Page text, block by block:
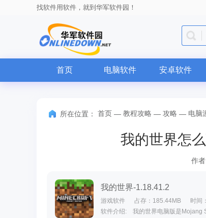
找软件用软件，就到华军软件园！
首页 电脑软件 安卓软件
所在位置： 首页 — 教程攻略 — 攻略 — 电脑
我的世界怎
作者
我的世界-1.18.41.2
游戏软件 占存：185.44MB
时间